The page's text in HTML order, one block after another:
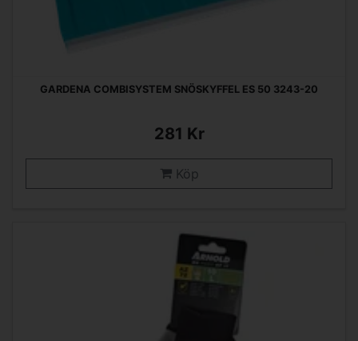
GARDENA COMBISYSTEM SNÖSKYFFEL ES 50 3243-20
281 Kr
Köp